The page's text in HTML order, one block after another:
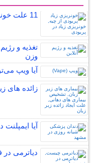
11 علت خونریزی بیش از حد قاعدگی
تغذیه و
وزن
آیا ویپ
زائده های
آیا ایمپلنت
دیاترمی در